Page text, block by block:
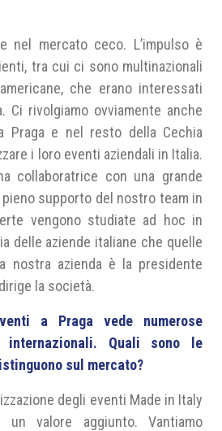
nel mercato ceco. L’impulso è
tra cui ci sono multinazionali
che erano interessati
Ci rivolgiamo ovviamente anche
Praga e nel resto della Cechia
i loro eventi aziendali in Italia.
collaboratrice con una grande
supporto del nostro team in
vengono studiate ad hoc in
delle aziende italiane che quelle
nostra azienda è la presidente
la società.
a Praga vede numerose
Quali sono le
sul mercato?
degli eventi Made in Italy
valore aggiunto. Vantiamo